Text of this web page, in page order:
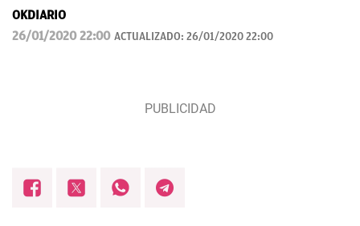
OKDIARIO
26/01/2020 22:00 ACTUALIZADO: 26/01/2020 22:00